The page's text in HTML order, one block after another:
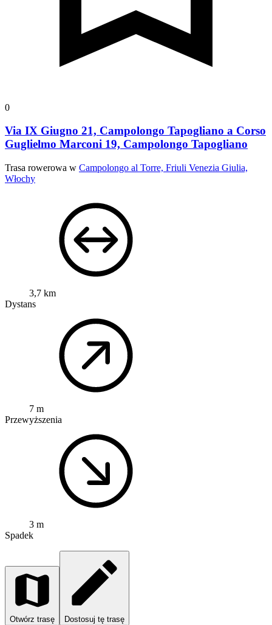
0
Via IX Giugno 21, Campolongo Tapogliano a Corso
Guglielmo Marconi 19, Campolongo Tapogliano
Trasa rowerowa w Campolongo al Torre, Friuli Venezia Giulia,
Włochy
3,7 km
Dystans
7 m
Przewyższenia
3 m
Spadek
Otwórz trasę Dostosuj tę trasę